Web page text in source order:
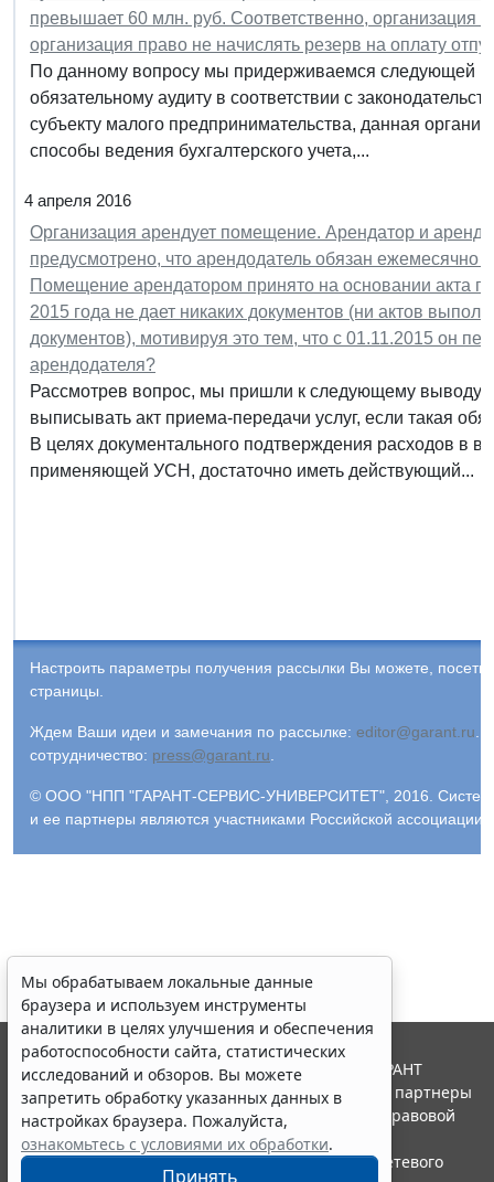
превышает 60 млн. руб. Соответственно, организация
организация право не начислять резерв на оплату
По данному вопросу мы придерживаемся следующей
обязательному аудиту в соответствии с
субъекту малого предпринимательства, данная
способы ведения бухгалтерского учета,...
4 апреля 2016
Организация арендует помещение. Арендатор и
предусмотрено, что арендодатель обязан ежемесячно
Помещение арендатором принято на основании акта
2015 года не дает никаких документов (ни актов
документов), мотивируя это тем, что с 01.11.2015 он
арендодателя?
Рассмотрев вопрос, мы пришли к следующему выводу:
выписывать акт приема-передачи услуг, если такая
В целях документального подтверждения расходов в
применяющей УСН, достаточно иметь действующий...
Настроить параметры получения рассылки Вы можете,
страницы.
Ждем Ваши идеи и замечания по рассылке: editor@garant.ru
сотрудничество: press@garant.ru
© ООО "НПП "ГАРАНТ-СЕРВИС-УНИВЕРСИТЕТ", 2016. Система
и ее партнеры являются участниками Российской
Мы обрабатываем локальные данные
браузера и используем инструменты
аналитики в целях улучшения и обеспечения
работоспособности сайта, статистических
исследований и обзоров. Вы можете
запретить обработку указанных данных в
настройках браузера. Пожалуйста,
ознакомьтесь с условиями их обработки.
Принять
© ООО "НПП "ГАРАНТ-СЕРВИС", 2026. Система ГАРАНТ
выпускается с 1990 года. Компания "Гарант" и ее партнеры
являются участниками Российской ассоциации правовой
информации ГАРАНТ.
Портал ГАРАНТ.РУ зарегистрирован в качестве сетевого